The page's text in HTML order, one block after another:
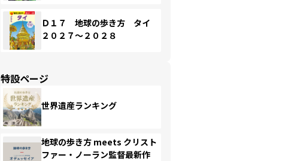
Ｄ１７ 地球の歩き方 タイ
２０２７～２０２８
特設ページ
世界遺産ランキング
地球の歩き方 meets クリスト
ファー・ノーラン監督最新作